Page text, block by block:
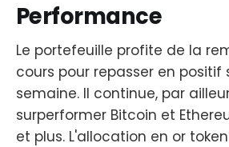
Performance
Le portefeuille profite de la
cours pour repasser en positif
semaine. Il continue, par
surperformer Bitcoin et
et plus. L'allocation en or